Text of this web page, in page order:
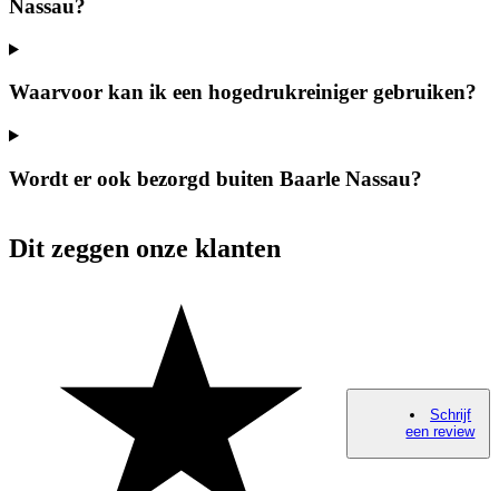
Nassau?
Waarvoor kan ik een hogedrukreiniger gebruiken?
Wordt er ook bezorgd buiten Baarle Nassau?
Dit zeggen onze klanten
Schrijf
een review